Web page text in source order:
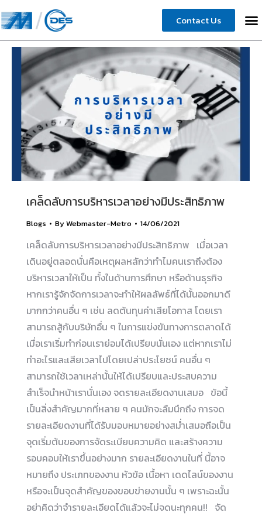
Contact Us
เคล็ดลับการบริหารเวลาอย่างมีประสิทธิภาพ
Blogs ByWebmaster-Metro 14/06/2021
เคล็ดลับการบริหารเวลาอย่างมีประสิทธิภาพ เมื่อเวลา
เดินอยู่ตลอดนั่นคือเหตุผลหลักว่าทำไมคนเราถึงต้อง
บริหารเวลาให้เป็น ทั้งในด้านการศึกษา หรือด้านธุรกิจ
หากเรารู้จักจัดการเวลาจะทำให้ผลลัพธ์ที่ได้นั้นออกมาดี
มากกว่าคนอื่น ๆ เช่น ลดต้นทุนค่าเสียโอกาส โดยเรา
สามารถสู้กับบริษัทอื่น ๆ ในการแข่งขันทางการตลาดได้
เมื่อเราเริ่มทำก่อนเราย่อมได้เปรียบนั่นเอง แต่หากเราไม่
ทำอะไรและเสียเวลาไปโดยเปล่าประโยชน์ คนอื่น ๆ
สามารถใช้เวลาเหล่านั้นให้ได้เปรียบและประสบความ
สำเร็จนำหน้าเรานั่นเอง จดรายละเอียดงานเสมอ ข้อนี้
เป็นสิ่งสำคัญมากที่หลาย ๆ คนมักจะลืมนึกถึง การจด
รายละเอียดงานที่ได้รับมอบหมายอย่างสม่ำเสมอถือเป็น
จุดเริ่มต้นของการจัดระเบียบความคิด และสร้างความ
รอบคอบให้เราขึ้นอย่างมาก รายละเอียดงานในที่ นี้อาจ
หมายถึง ประเภทของงาน หัวข้อ เนื้อหา เดดไลน์ของงาน
หรือจะเป็นจุดสำคัญของขอบข่ายงานนั้น ๆ เพราะฉะนั้น
อย่าคิดว่าจำรายละเอียดได้แล้วจะไม่จดนะทุกคน!! จัด